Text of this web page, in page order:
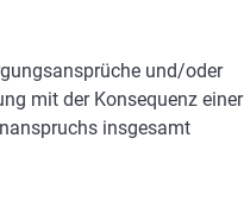
und/oder
mit der Konsequenz einer
insgesamt